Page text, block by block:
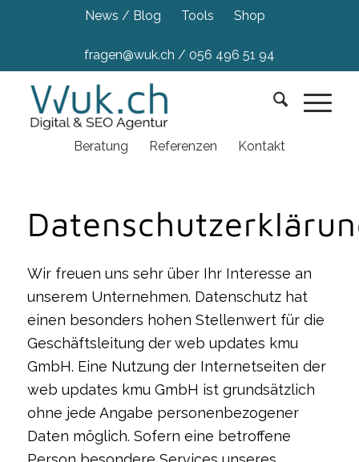
News / Blog Tools Shop
fragen@wuk.ch / 056 496 51 94
Beratung Referenzen Kontakt
Wir freuen uns sehr über Ihr Interesse an
unserem Unternehmen. Datenschutz hat
einen besonders hohen Stellenwert für die
Geschäftsleitung der web updates kmu
GmbH. Eine Nutzung der Internetseiten der
web updates kmu GmbH ist grundsätzlich
ohne jede Angabe personenbezogener
Daten möglich. Sofern eine betroffene